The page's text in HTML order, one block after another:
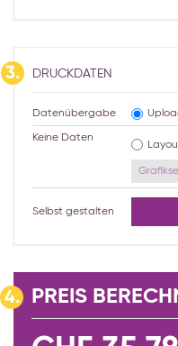
3. DRUCKDATEN
Datenübergabe
Keine Daten
Selbst gestalten
4. PREIS